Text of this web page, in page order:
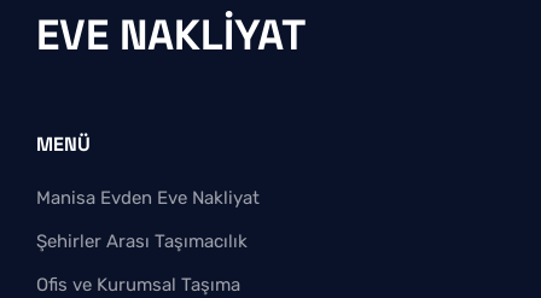
EVE NAKLIYAT
MENÜ
Manisa Evden Eve Nakliyat
Şehirler Arası Taşımacılık
Ofis ve Kurumsal Taşıma